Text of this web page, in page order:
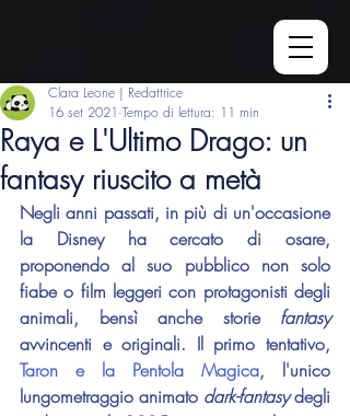
Raya e L'Ultimo Drago: un
fantasy riuscito a metà
Clara Leone | Redattrice
16 set 2021 Tempo di lettura: 11 min
Negli anni passati, in più di un'occasione
la Disney ha cercato di osare,
proponendo al suo pubblico non solo
fiabe o film leggeri con protagonisti degli
animali, bensì anche storie
fantasy
Taron e la Pentola Magica, l'unico
lungometraggio animato dark-fantasy degli